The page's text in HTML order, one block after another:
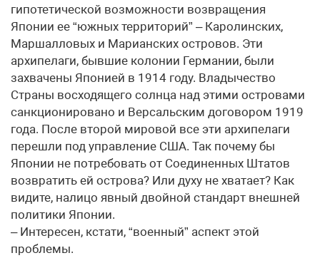
гипотетической возможности возвращения
Японии ее “южных территорий” – Каролинских,
Маршалловых и Марианских островов. Эти
архипелаги, бывшие колонии Германии, были
захвачены Японией в 1914 году. Владычество
Страны восходящего солнца над этими островами
санкционировано и Версальским договором 1919
года. После второй мировой все эти архипелаги
перешли под управление США. Так почему бы
Японии не потребовать от Соединенных Штатов
возвратить ей острова? Или духу не хватает? Как
видите, налицо явный двойной стандарт внешней
политики Японии.
– Интересен, кстати, “военный” аспект этой
проблемы.